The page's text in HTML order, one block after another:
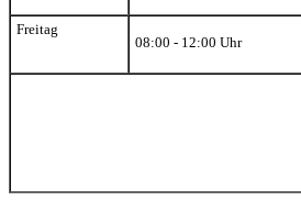
Freitag
08:00 - 12:00 Uhr